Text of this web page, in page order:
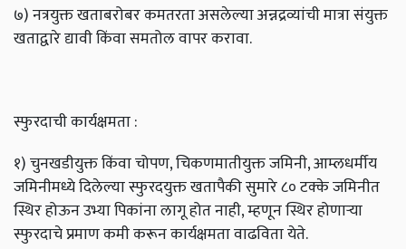
७) नत्रयुक्त खताबरोबर कमतरता असलेल्या अन्नद्रव्यांची मात्रा संयुक्त
खताद्वारे द्यावी किंवा समतोल वापर करावा.
स्फुरदाची कार्यक्षमता :
१) चुनखडीयुक्त किंवा चोपण, चिकणमातीयुक्त जमिनी, आम्लधर्मीय
जमिनीमध्ये दिलेल्या स्फुरदयुक्त खतापैकी सुमारे ८० टक्के जमिनीत
स्थिर होऊन उभ्या पिकांना लागू होत नाही, म्हणून स्थिर होणाऱ्या
स्फुरदाचे प्रमाण कमी करून कार्यक्षमता वाढविता येते.